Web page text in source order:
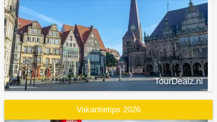
Vakantietips 2026